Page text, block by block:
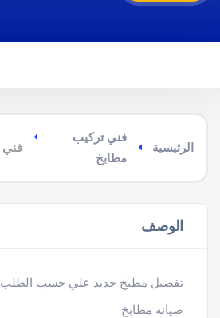
الرئيسية
فني تركيب
مطابخ
الوصف
تفصيل مطبخ جديد علي حسب الطلب
صيانة مطابخ